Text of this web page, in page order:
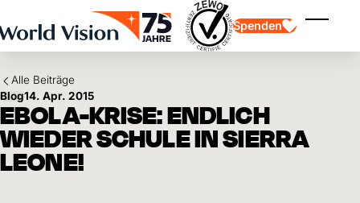
Spenden
Alle Beiträge
Blog14. Apr. 2015
EBOLA-KRISE: ENDLICH
WIEDER SCHULE IN SIERRA
LEONE!